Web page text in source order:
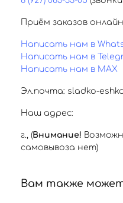
Приём заказов
Написать нам в
Написать нам в
Написать нам в MAX
Эл.почта: sladko-
Наш адрес:
г. , (Внимание!
самовывоза нет)
Вам также